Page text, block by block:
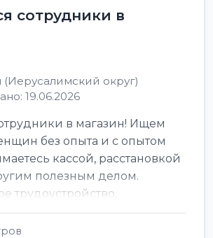
сотрудники в
округ)
19.06.2026
в магазин! Ищем
без опыта и с опытом
кассой, расстановкой
полезным делом.
трудоустройство,
от ...